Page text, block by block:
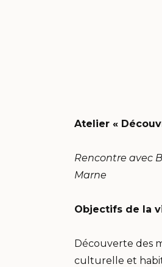
Atelier «
Rencontre avec
Marne
Objectifs de la
Découverte des
culturelle et